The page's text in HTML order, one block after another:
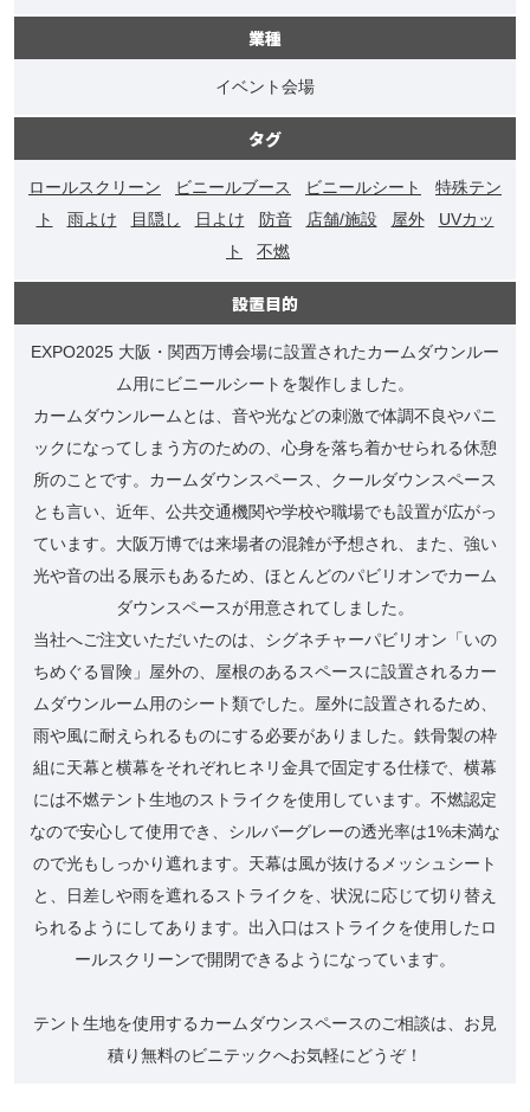
業種
イベント会場
タグ
ロールスクリーン ビニールブース ビニールシート
特殊テン
ト
雨よけ 目隠し 日よけ 防音 店舗/施設 屋外
UVカッ
ト
不燃
設置目的
EXPO2025 大阪・関西万博会場に設置されたカームダウンルー
ム用にビニールシートを製作しました。
カームダウンルームとは、音や光などの刺激で体調不良やパニ
ックになってしまう方のための、心身を落ち着かせられる休憩
所のことです。カームダウンスペース、クールダウンスペース
とも言い、近年、公共交通機関や学校や職場でも設置が広がっ
ています。大阪万博では来場者の混雑が予想され、また、強い
光や音の出る展示もあるため、ほとんどのパビリオンでカーム
ダウンスペースが用意されてしました。
当社へご注文いただいたのは、シグネチャーパビリオン「いの
ちめぐる冒険」屋外の、屋根のあるスペースに設置されるカー
ムダウンルーム用のシート類でした。屋外に設置されるため、
雨や風に耐えられるものにする必要がありました。鉄骨製の枠
組に天幕と横幕をそれぞれヒネリ金具で固定する仕様で、横幕
には不燃テント生地のストライクを使用しています。不燃認定
なので安心して使用でき、シルバーグレーの透光率は1%未満な
ので光もしっかり遮れます。天幕は風が抜けるメッシュシート
と、日差しや雨を遮れるストライクを、状況に応じて切り替え
られるようにしてあります。出入口はストライクを使用したロ
ールスクリーンで開閉できるようになっています。
テント生地を使用するカームダウンスペースのご相談は、お見
積り無料のビニテックへお気軽にどうぞ！